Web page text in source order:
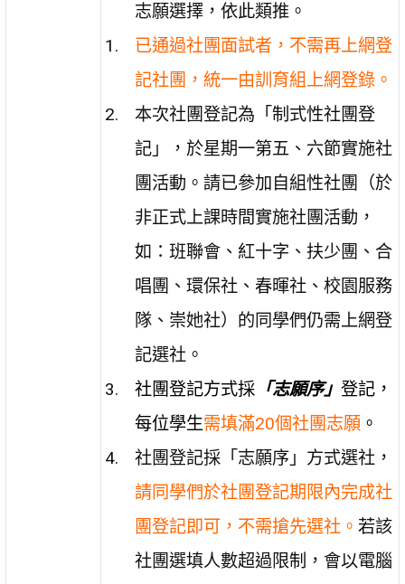
志願選擇，依此類推。
已通過社團面試者，不需再上網登
記社團，統一由訓育組上網登錄。
本次社團登記為「制式性社團登
記」，於星期一第五、六節實施社
團活動。請已參加自組性社團（於
非正式上課時間實施社團活動，
如：班聯會、紅十字、扶少團、合
唱團、環保社、春暉社、校園服務
隊、崇她社）的同學們仍需上網登
記選社。
社團登記方式採「志願序」 登記，
每位學生需填滿20個社團志願 。
社團登記採「志願序」方式選社，
請同學們於社團登記期限內完成社
團登記即可，不需搶先選社。 若該
社團選填人數超過限制，會以電腦